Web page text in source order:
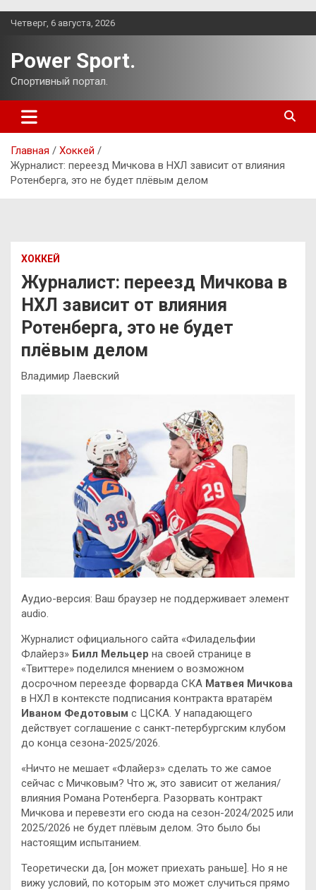
Перейти
Четверг, 6 августа, 2026
Power Sport.
Спортивный портал.
Главная
Хоккей
Журналист: переезд Мичкова в НХЛ зависит от влияния
Ротенберга, это не будет плёвым делом
ХОККЕЙ
Журналист: переезд Мичкова в
НХЛ зависит от влияния
Ротенберга, это не будет
плёвым делом
Владимир Лаевский
Аудио-версия: Ваш браузер не поддерживает элемент
audio.
Журналист официального сайта «Филадельфии
Флайерз» Билл Мельцер на своей странице в
«Твиттере» поделился мнением о возможном
досрочном переезде форварда СКА Матвея Мичкова
в НХЛ в контексте подписания контракта вратарём
Иваном Федотовым с ЦСКА. У нападающего
действует соглашение с санкт-петербургским клубом
до конца сезона-2025/2026.
«Ничто не мешает «Флайерз» сделать то же самое
сейчас с Мичковым? Что ж, это зависит от желания/
влияния Романа Ротенберга. Разорвать контракт
Мичкова и перевезти его сюда на сезон-2024/2025 или
2025/2026 не будет плёвым делом. Это было бы
настоящим испытанием.
Теоретически да, [он может приехать раньше]. Но я не
вижу условий, по которым это может случиться прямо